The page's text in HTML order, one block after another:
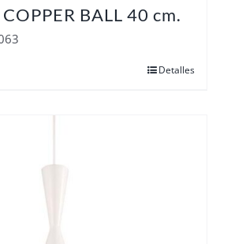
BALL 40 cm.
Detalles